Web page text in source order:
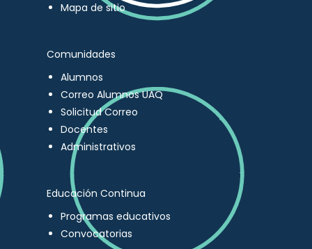
Mapa de sitio
Comunidades
Alumnos
Correo Alumnos UAQ
Solicitud Correo
Docentes
Administrativos
Educación Continua
Programas educativos
Convocatorias